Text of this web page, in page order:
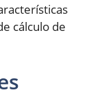
cálculo de